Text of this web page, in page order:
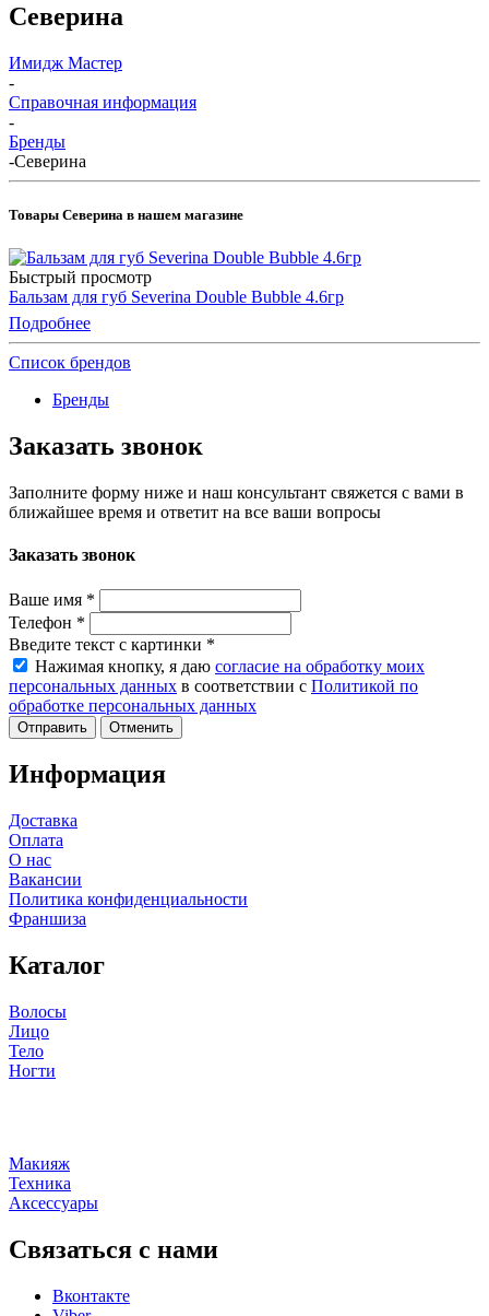
Северина
Имидж Мастер
-
Справочная информация
-
Бренды
-Северина
Товары Северина в нашем магазине
Быстрый просмотр
Бальзам для губ Severina Double Bubble 4.6гр
Подробнее
Список брендов
Бренды
Заказать звонок
Заполните форму ниже и наш консультант свяжется с вами в
ближайшее время и ответит на все ваши вопросы
Заказать звонок
Ваше имя *
Телефон *
Введите текст с картинки *
Нажимая кнопку, я даю согласие на обработку моих
персональных данных в соответствии с Политикой по
обработке персональных данных
Отменить
Информация
Доставка
Оплата
О нас
Вакансии
Политика конфиденциальности
Франшиза
Каталог
Волосы
Лицо
Тело
Ногти
Макияж
Техника
Аксессуары
Связаться с нами
Вконтакте